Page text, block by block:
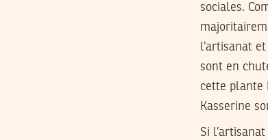
sociales.
l’artisanat
sont en
cette plante
Kasserine
Si